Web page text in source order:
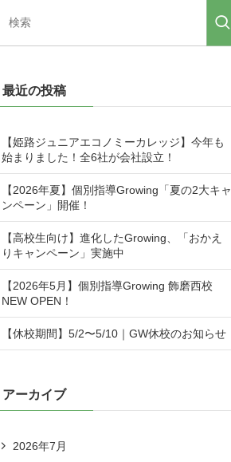
最近の投稿
【姫路ジュニアエコノミーカレッジ】今年も
始まりました！全6社が会社設立！
【2026年夏】個別指導Growing「夏の2大キャ
ンペーン」開催！
【高校生向け】進化したGrowing、「おかえ
りキャンペーン」実施中
【2026年5月】個別指導Growing 飾磨西校
NEW OPEN！
【休校期間】5/2〜5/10｜GW休校のお知らせ
アーカイブ
2026年7月